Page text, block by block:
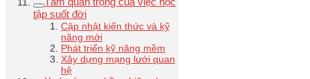
tập suốt đời
Cập nhật kiến thức và kỹ
năng mới
Phát triển kỹ năng mềm
Xây dựng mạng lưới quan
hệ